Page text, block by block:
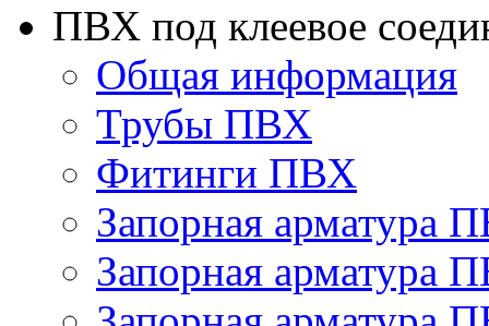
ПВХ под клеевое
Общая информация
Трубы ПВХ
Фитинги ПВХ
Запорная арматура
Запорная арматура